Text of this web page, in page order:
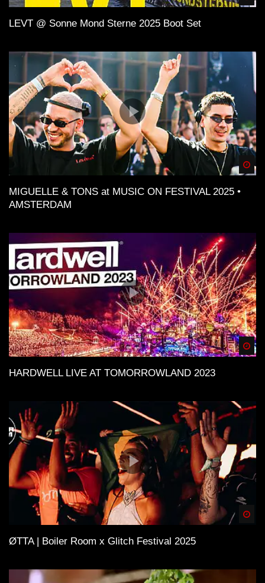
LEVT @ Sonne Mond Sterne 2025 Boot Set
MIGUELLE & TONS at MUSIC ON FESTIVAL 2025 •
AMSTERDAM
HARDWELL LIVE AT TOMORROWLAND 2023
ØTTA | Boiler Room x Glitch Festival 2025